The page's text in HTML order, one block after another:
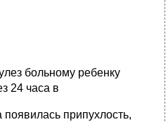
больному ребенку
24 часа в
припухлость,